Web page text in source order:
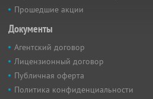
Прошедшие акции
Документы
Агентский договор
Лицензионный договор
Публичная оферта
Политика конфиденциальности